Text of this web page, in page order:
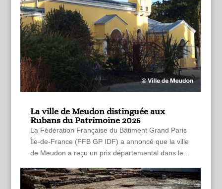
La ville de Meudon distinguée aux
Rubans du Patrimoine 2025
La Fédération Française du Bâtiment Grand Paris
Île-de-France (FFB GP IDF) a annoncé que la ville
de Meudon a reçu un prix départemental dans le...